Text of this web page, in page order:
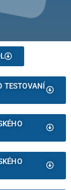
TESTOVANÍ